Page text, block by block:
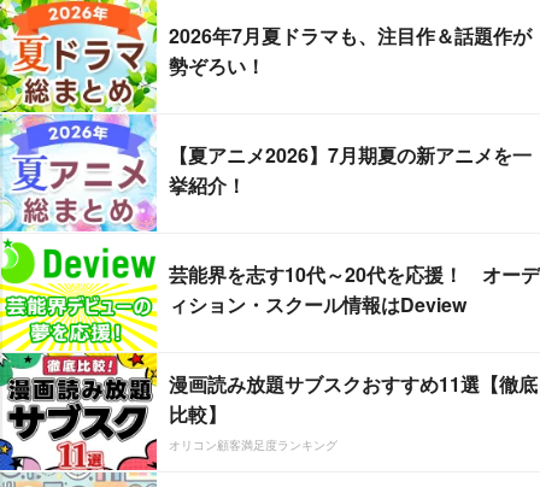
2026年7月夏ドラマも、注目作＆話題作が
勢ぞろい！
【夏アニメ2026】7月期夏の新アニメを一
挙紹介！
芸能界を志す10代～20代を応援！ オーデ
ィション・スクール情報はDeview
漫画読み放題サブスクおすすめ11選【徹底
比較】
オリコン顧客満足度ランキング